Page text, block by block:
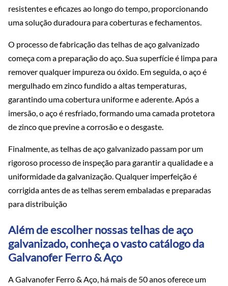
resistentes e eficazes ao longo do tempo, proporcionando
uma solução duradoura para coberturas e fechamentos.
O processo de fabricação das telhas de aço galvanizado
começa com a preparação do aço. Sua superfície é limpa para
remover qualquer impureza ou óxido. Em seguida, o aço é
mergulhado em zinco fundido a altas temperaturas,
garantindo uma cobertura uniforme e aderente. Após a
imersão, o aço é resfriado, formando uma camada protetora
de zinco que previne a corrosão e o desgaste.
Finalmente, as telhas de aço galvanizado passam por um
rigoroso processo de inspeção para garantir a qualidade e a
uniformidade da galvanização. Qualquer imperfeição é
corrigida antes de as telhas serem embaladas e preparadas
para distribuição
Além de escolher nossas telhas de aço
galvanizado, conheça o vasto catálogo da
Galvanofer Ferro & Aço
A Galvanofer Ferro & Aço, há mais de 50 anos oferece um